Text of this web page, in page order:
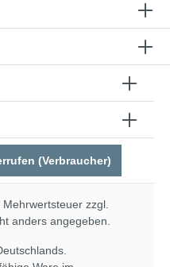
(Verbraucher)
zzgl.
anders angegeben.